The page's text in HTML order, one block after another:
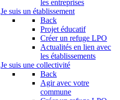
les entreprises
Je suis un établissement
Back
Projet éducatif
Créer un refuge LPO
Actualités en lien avec
les établissements
Je suis une collectivité
Back
Agir avec votre
commune